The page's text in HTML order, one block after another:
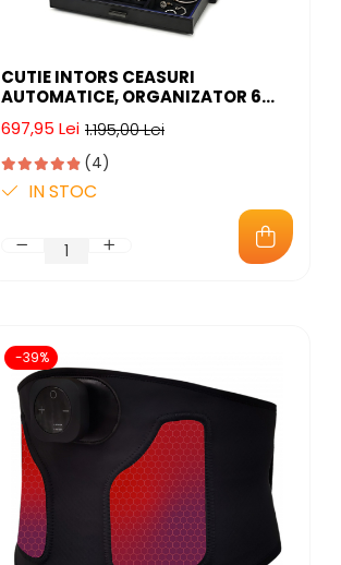
CUTIE INTORS CEASURI
AUTOMATICE, ORGANIZATOR 6
BIJUTERII, WATCH WINDER
PREMIUM, 4 PROGRAME
PRESETATE, ALIMENTARE LA PRIZA
1.195,00 Lei
697,95 Lei
(4)
IN STOC
-39%